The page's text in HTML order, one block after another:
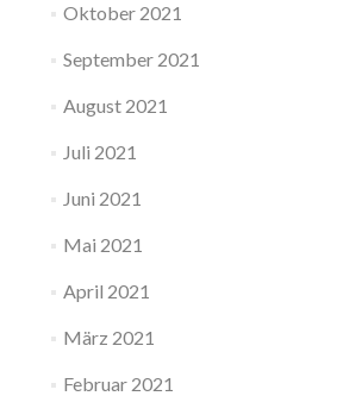
Oktober 2021
September 2021
August 2021
Juli 2021
Juni 2021
Mai 2021
April 2021
März 2021
Februar 2021